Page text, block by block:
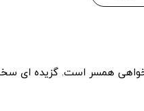
همسر است. گزیده ای